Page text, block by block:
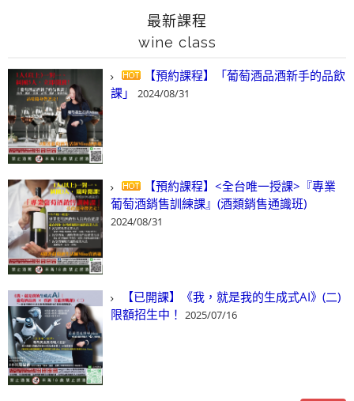
最新課程
wine class
【預約課程】「葡萄酒品酒新手的品飲
課」
2024/08/31
【預約課程】<全台唯一授課>『專業
葡萄酒銷售訓練課』(酒類銷售通識班)
2024/08/31
【已開課】《我，就是我的生成式AI》(二)
限額招生中！ 2025/07/16